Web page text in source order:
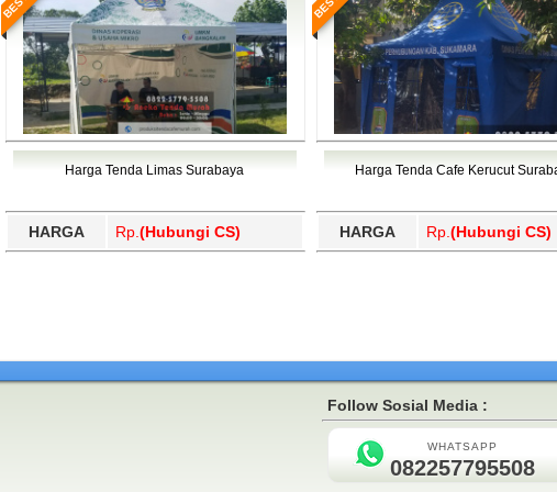
Harga Tenda Limas Surabaya
HARGA Rp. (Hubungi CS)
Harga Tenda Cafe Kerucut
HARGA Rp. (Hubungi CS)
Follow Sosial Media :
WHATSAPP
082257795508